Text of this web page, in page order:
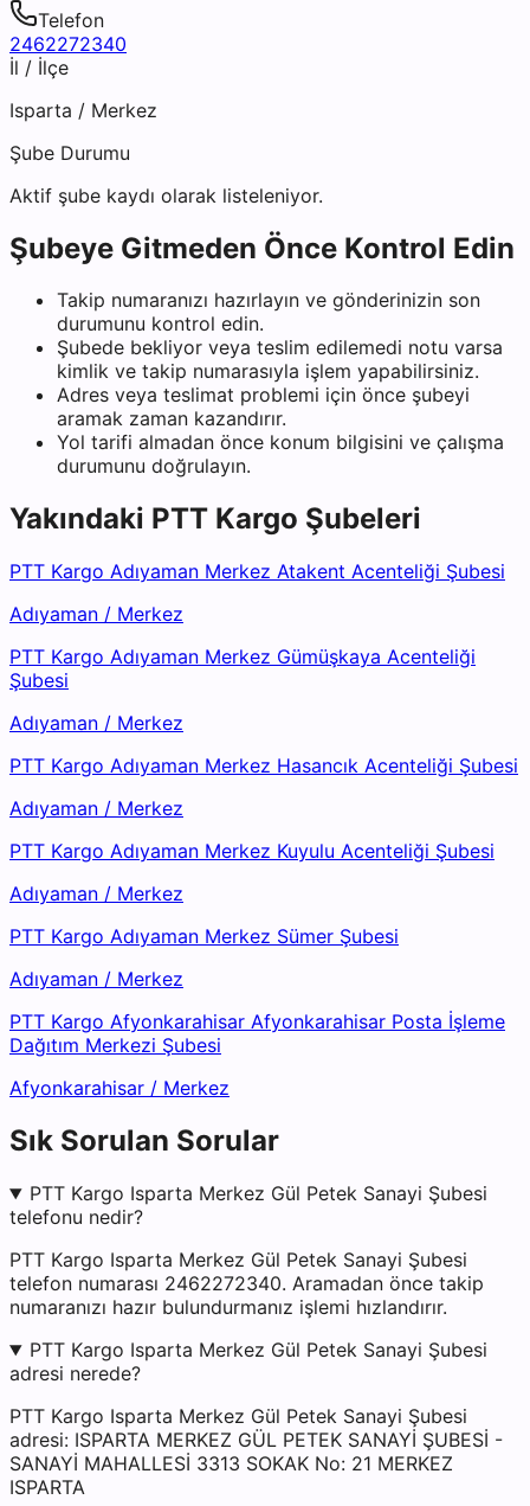
Telefon
2462272340
İl / İlçe
Isparta / Merkez
Şube Durumu
Aktif şube kaydı olarak listeleniyor.
Şubeye Gitmeden Önce Kontrol Edin
Takip numaranızı hazırlayın ve gönderinizin son
durumunu kontrol edin.
Şubede bekliyor veya teslim edilemedi notu varsa
kimlik ve takip numarasıyla işlem yapabilirsiniz.
Adres veya teslimat problemi için önce şubeyi
aramak zaman kazandırır.
Yol tarifi almadan önce konum bilgisini ve çalışma
durumunu doğrulayın.
Yakındaki PTT Kargo Şubeleri
PTT Kargo Adıyaman Merkez Atakent Acenteliği Şubesi
Adıyaman / Merkez
PTT Kargo Adıyaman Merkez Gümüşkaya Acenteliği
Şubesi
Adıyaman / Merkez
PTT Kargo Adıyaman Merkez Hasancık Acenteliği Şubesi
Adıyaman / Merkez
PTT Kargo Adıyaman Merkez Kuyulu Acenteliği Şubesi
Adıyaman / Merkez
PTT Kargo Adıyaman Merkez Sümer Şubesi
Adıyaman / Merkez
PTT Kargo Afyonkarahisar Afyonkarahisar Posta İşleme
Dağıtım Merkezi Şubesi
Afyonkarahisar / Merkez
Sık Sorulan Sorular
PTT Kargo Isparta Merkez Gül Petek Sanayi Şubesi
telefonu nedir?
PTT Kargo Isparta Merkez Gül Petek Sanayi Şubesi
telefon numarası 2462272340. Aramadan önce takip
numaranızı hazır bulundurmanız işlemi hızlandırır.
PTT Kargo Isparta Merkez Gül Petek Sanayi Şubesi
adresi nerede?
PTT Kargo Isparta Merkez Gül Petek Sanayi Şubesi
adresi: ISPARTA MERKEZ GÜL PETEK SANAYİ ŞUBESİ -
SANAYİ MAHALLESİ 3313 SOKAK No: 21 MERKEZ
ISPARTA